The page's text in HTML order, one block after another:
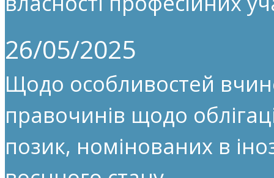
26/05/2025
Щодо особливостей
правочинів щодо
позик, номінованих в